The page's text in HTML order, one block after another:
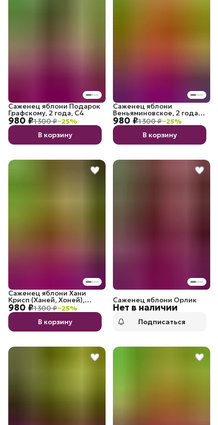
980 ₽1 300 ₽−25%
Саженец яблони Подарок
Графскому, 2 года, С4
В корзину
980 ₽1 300 ₽−25%
Саженец яблони
Веньяминовское, 2 года,
С4
В корзину
980 ₽1 300 ₽−25%
Саженец яблони Хани
Крисп (Ханей, Хоней),
Медовый хруст, 2 года, С4
В корзину
Нет в наличии
Саженец яблони Орлик
Подписаться